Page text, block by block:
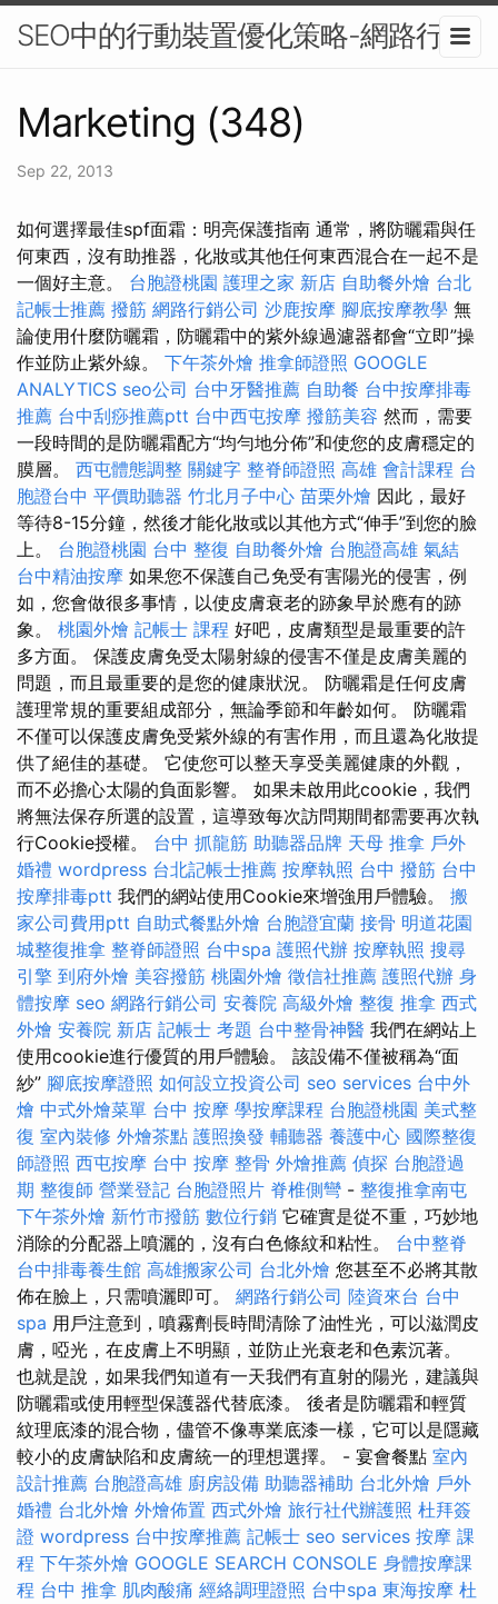
SEO中的行動裝置優化策略-網路行銷
Marketing (348)
Sep 22, 2013
如何選擇最佳spf面霜：明亮保護指南 通常，將防曬霜與任
何東西，沒有助推器，化妝或其他任何東西混合在一起不是
一個好主意。 台胞證桃園 護理之家 新店 自助餐外燴 台北
記帳士推薦 撥筋 網路行銷公司 沙鹿按摩 腳底按摩教學 無
論使用什麼防曬霜，防曬霜中的紫外線過濾器都會“立即”操
作並防止紫外線。 下午茶外燴 推拿師證照 GOOGLE
ANALYTICS seo公司 台中牙醫推薦 自助餐 台中按摩排毒
推薦 台中刮痧推薦ptt 台中西屯按摩 撥筋美容 然而，需要
一段時間的是防曬霜配方“均勻地分佈”和使您的皮膚穩定的
膜層。 西屯體態調整 關鍵字 整脊師證照 高雄 會計課程 台
胞證台中 平價助聽器 竹北月子中心 苗栗外燴 因此，最好
等待8-15分鐘，然後才能化妝或以其他方式“伸手”到您的臉
上。 台胞證桃園 台中 整復 自助餐外燴 台胞證高雄 氣結
台中精油按摩 如果您不保護自己免受有害陽光的侵害，例
如，您會做很多事情，以使皮膚衰老的跡象早於應有的跡
象。 桃園外燴 記帳士 課程 好吧，皮膚類型是最重要的許
多方面。 保護皮膚免受太陽射線的侵害不僅是皮膚美麗的
問題，而且最重要的是您的健康狀況。 防曬霜是任何皮膚
護理常規的重要組成部分，無論季節和年齡如何。 防曬霜
不僅可以保護皮膚免受紫外線的有害作用，而且還為化妝提
供了絕佳的基礎。 它使您可以整天享受美麗健康的外觀，
而不必擔心太陽的負面影響。 如果未啟用此cookie，我們
將無法保存所選的設置，這導致每次訪問期間都需要再次執
行Cookie授權。 台中 抓龍筋 助聽器品牌 天母 推拿 戶外
婚禮 wordpress 台北記帳士推薦 按摩執照 台中 撥筋 台中
按摩排毒ptt 我們的網站使用Cookie來增強用戶體驗。 搬
家公司費用ptt 自助式餐點外燴 台胞證宜蘭 接骨 明道花園
城整復推拿 整脊師證照 台中spa 護照代辦 按摩執照 搜尋
引擎 到府外燴 美容撥筋 桃園外燴 徵信社推薦 護照代辦 身
體按摩 seo 網路行銷公司 安養院 高級外燴 整復 推拿 西式
外燴 安養院 新店 記帳士 考題 台中整骨神醫 我們在網站上
使用cookie進行優質的用戶體驗。 該設備不僅被稱為“面
紗” 腳底按摩證照 如何設立投資公司 seo services 台中外
燴 中式外燴菜單 台中 按摩 學按摩課程 台胞證桃園 美式整
復 室內裝修 外燴茶點 護照換發 輔聽器 養護中心 國際整復
師證照 西屯按摩 台中 按摩 整骨 外燴推薦 偵探 台胞證過
期 整復師 營業登記 台胞證照片 脊椎側彎 - 整復推拿南屯
下午茶外燴 新竹市撥筋 數位行銷 它確實是從不重，巧妙地
消除的分配器上噴灑的，沒有白色條紋和粘性。 台中整脊
台中排毒養生館 高雄搬家公司 台北外燴 您甚至不必將其散
佈在臉上，只需噴灑即可。 網路行銷公司 陸資來台 台中
spa 用戶注意到，噴霧劑長時間清除了油性光，可以滋潤皮
膚，啞光，在皮膚上不明顯，並防止光衰老和色素沉著。
也就是說，如果我們知道有一天我們有直射的陽光，建議與
防曬霜或使用輕型保護器代替底漆。 後者是防曬霜和輕質
紋理底漆的混合物，儘管不像專業底漆一樣，它可以是隱藏
較小的皮膚缺陷和皮膚統一的理想選擇。 - 宴會餐點 室內
設計推薦 台胞證高雄 廚房設備 助聽器補助 台北外燴 戶外
婚禮 台北外燴 外燴佈置 西式外燴 旅行社代辦護照 杜拜簽
證 wordpress 台中按摩推薦 記帳士 seo services 按摩 課
程 下午茶外燴 GOOGLE SEARCH CONSOLE 身體按摩課
程 台中 推拿 肌肉酸痛 經絡調理證照 台中spa 東海按摩 杜